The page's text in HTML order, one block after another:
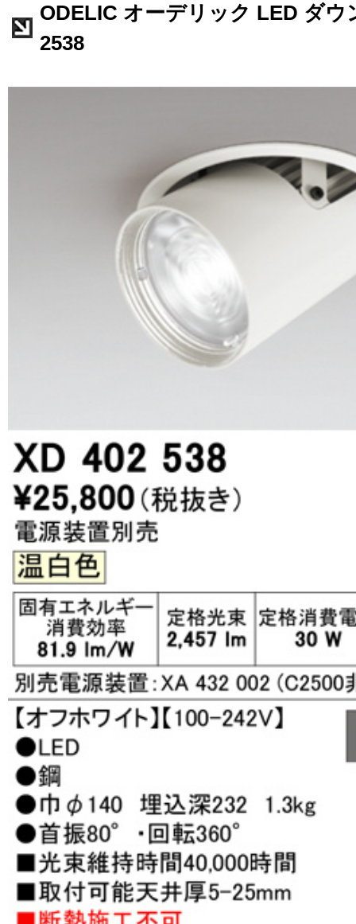
ODELIC オーデリック LED ダウ
2538